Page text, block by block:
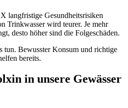
langfristige Gesundheitsrisiken
Trinkwasser wird teurer. Je mehr
desto höher sind die Folgeschäden.
tun. Bewusster Konsum und richtige
bereits.
in unsere Gewässer